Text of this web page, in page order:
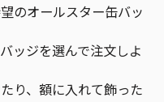
のオールスター缶バッ
ッジを選んで注文しよ
り、額に入れて飾った